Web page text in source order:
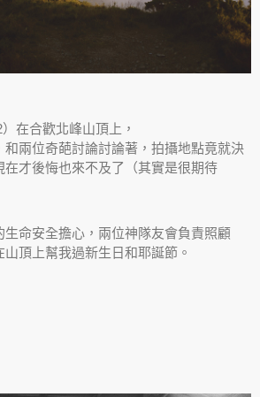
在合歡北峰山頂上，
和兩位奇葩討論討論著，拍攝地點竟就決
在才後悔也來不及了（其實是很期待
命安全擔心，兩位神隊友會負責照顧
頂上幫我過新生日和耶誕節。